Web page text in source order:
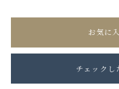
お気に